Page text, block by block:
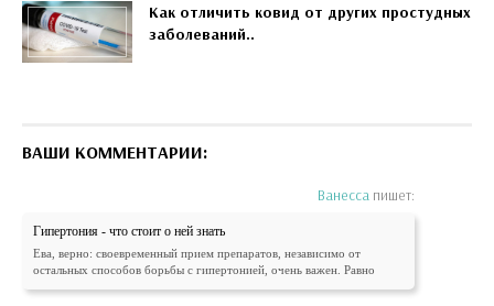
Как отличить ковид от других простудных
заболеваний..
ВАШИ КОММЕНТАРИИ:
Ванесса пишет:
Гипертония - что стоит о ней знать
Ева, верно: своевременный прием препаратов, независимо от
остальных способов борьбы с гипертонией, очень важен. Равно